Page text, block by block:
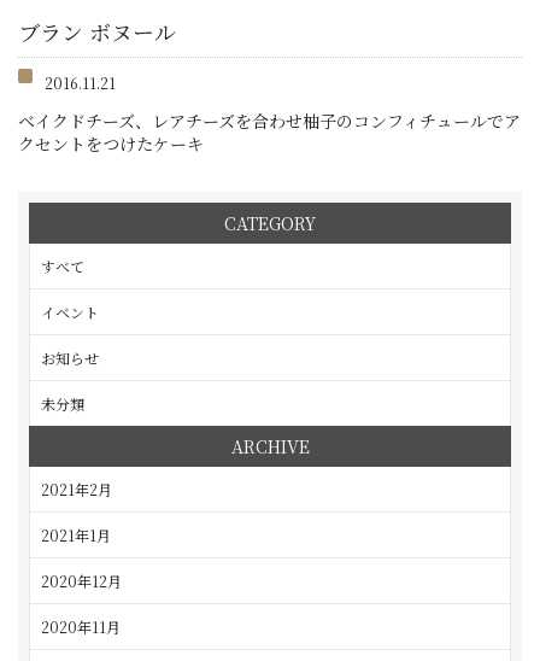
ブラン ボヌール
2016.11.21
ベイクドチーズ、レアチーズを合わせ柚子のコンフィチュールでア
クセントをつけたケーキ
CATEGORY
すべて
イベント
お知らせ
未分類
ARCHIVE
2021年2月
2021年1月
2020年12月
2020年11月